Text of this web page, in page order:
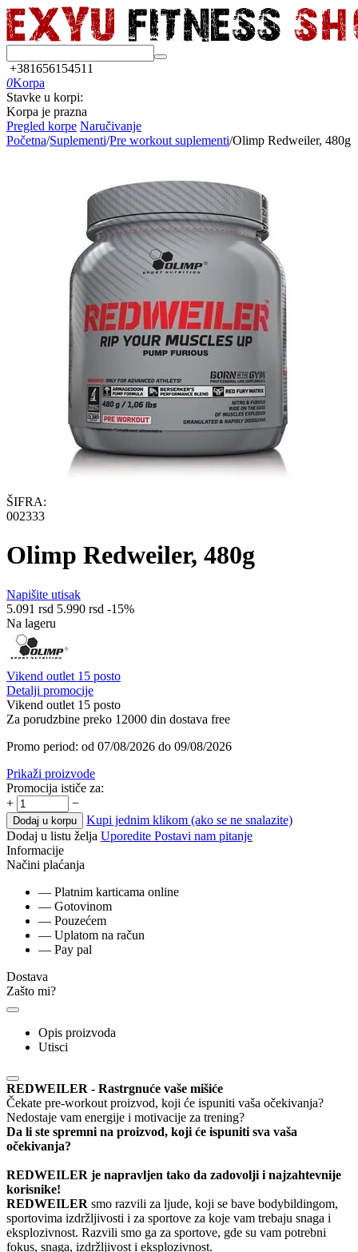
+381656154511
0Korpa
Stavke u korpi:
Korpa je prazna
Pregled korpe Naručivanje
Početna/Suplementi/Pre workout suplementi/Olimp Redweiler, 480g
ŠIFRA:
002333
Olimp Redweiler, 480g
Napišite utisak
5.091 rsd 5.990 rsd -15%
Na lageru
Vikend outlet 15 posto
Detalji promocije
Vikend outlet 15 posto
Za porudzbine preko 12000 din dostava free
Promo period: od 07/08/2026 do 09/08/2026
Prikaži proizvode
Promocija ističe za:
+
−
Dodaj u korpu
Kupi jednim klikom (ako se ne snalazite)
Dodaj u listu želja Uporedite Postavi nam pitanje
Informacije
Načini plaćanja
— Platnim karticama online
— Gotovinom
— Pouzećem
— Uplatom na račun
— Pay pal
Dostava
Zašto mi?
Opis proizvoda
Utisci
REDWEILER - Rastrgnuće vaše mišiće
Čekate pre-workout proizvod, koji će ispuniti vaša očekivanja?
Nedostaje vam energije i motivacije za trening?
Da li ste spremni na proizvod, koji će ispuniti sva vaša
očekivanja?
REDWEILER je napravljen tako da zadovolji i najzahtevnije
korisnike!
REDWEILER smo razvili za ljude, koji se bave bodybildingom,
sportovima izdržljivosti i za sportove za koje vam trebaju snaga i
eksplozivnost. Razvili smo ga za sportove, gde su vam potrebni
fokus, snaga, izdržljivost i eksplozivnost.